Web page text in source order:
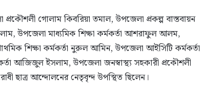
গোলাম কিবরিয়া তমাল, উপজেলা প্রকল্প বাস্তবায়ন
উপজেলা মাধ্যমিক শিক্ষা কর্মকর্তা আশরাফুল আলম,
শিক্ষা কর্মকর্তা নুরুল আমিন, উপজেলা আইসিটি কর্মকর্তা
আজিজুল ইসলাম, উপজেলা জনস্বাস্থ্য সহকারী প্রকৌশলী
ছাত্র আন্দোলনের নেতৃবৃন্দ উপস্থিত ছিলেন।